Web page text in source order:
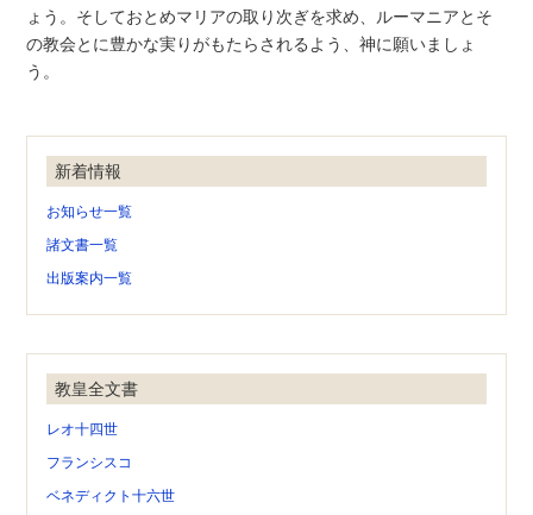
ょう。そしておとめマリアの取り次ぎを求め、ルーマニアとそ
の教会とに豊かな実りがもたらされるよう、神に願いましょ
う。
新着情報
お知らせ一覧
諸文書一覧
出版案内一覧
教皇全文書
レオ十四世
フランシスコ
ベネディクト十六世